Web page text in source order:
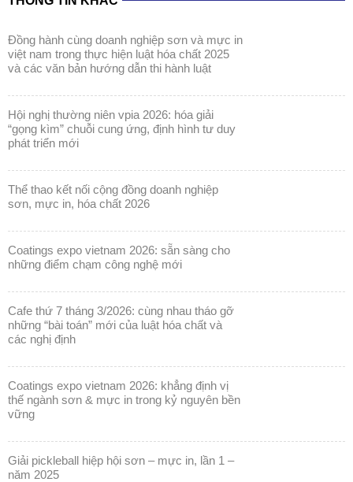
đồng hành cùng doanh nghiệp sơn và mực in
việt nam trong thực hiện luật hóa chất 2025
và các văn bản hướng dẫn thi hành luật
hội nghị thường niên vpia 2026: hóa giải
“gọng kìm” chuỗi cung ứng, định hình tư duy
phát triển mới
thể thao kết nối cộng đồng doanh nghiệp
sơn, mực in, hóa chất 2026
coatings expo vietnam 2026: sẵn sàng cho
những điểm chạm công nghệ mới
cafe thứ 7 tháng 3/2026: cùng nhau tháo gỡ
những “bài toán” mới của luật hóa chất và
các nghị định
coatings expo vietnam 2026: khẳng định vị
thế ngành sơn & mực in trong kỷ nguyên bền
vững
giải pickleball hiệp hội sơn – mực in, lần 1 –
năm 2025